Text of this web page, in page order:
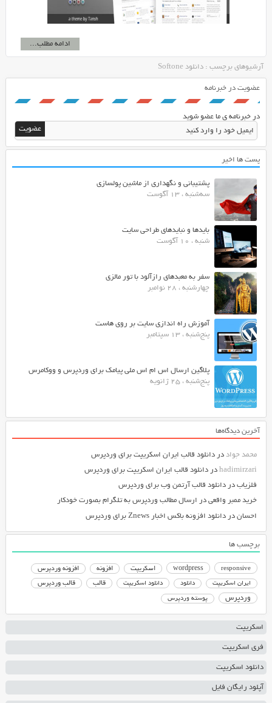
ادامه مطلب...
آرشیوهای برچسب : دانلود Softone
عضویت در خبرنامه
در خبرنامه ی ما عضو شوید
پست ها اخیر
پشتیبانی و نگهداری از ماشین پولسازی
سه‌شنبه ، 13 آگوست
بایدها و نبایدهای طراحی سایت
شنبه ، 10 آگوست
سفر به معبدهای رازآلود با تور مالزی
چهارشنبه ، 28 نوامبر
آموزش راه اندازی سایت بر روی هاست
پنج‌شنبه ، 13 سپتامبر
پلاگین ارسال اس ام اس ملی پیامک برای وردپرس و ووکامرس
پنج‌شنبه ، 25 ژانویه
آخرین دیدگاه‌ها
محمد جواددر دانلود قالب ایران اسکریپت برای وردپرس
hadimirzariدر دانلود قالب ایران اسکریپت برای وردپرس
فلزیابدر دانلود قالب آرتمن وب برای وردپرس
خرید ممبر واقعیدر ارسال مطالب وردپرس به تلگرام بصورت خودکار
احساندر دانلود افزونه باکس اخبار Znews برای وردپرس
برچسب ها
responsive
wordpress اسکریپت افزونه افزونه وردپرس
ایران اسکریپت دانلود دانلود اسکریپت قالب قالب وردپرس
وردپرس پوسته وردپرس
اسکریپت
فری اسکریپت
دانلود اسکریپت
آپلود رایگان فایل